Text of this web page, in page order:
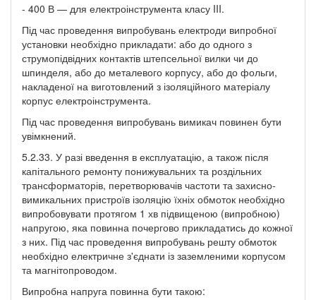
- 400 В — для електроінструмента класу III.
Під час проведення випробувань електроди випробної
установки необхідно прикладати: або до одного з
струмопідвідних контактів штепсельної вилки чи до
шпинделя, або до металевого корпусу, або до фольги,
накладеної на виготовлений з ізоляційного матеріалу
корпус електроінструмента.
Під час проведення випробувань вимикач повинен бути
увімкнений.
5.2.33. У разі введення в експлуатацію, а також після
капітального ремонту понижувальних та роздільних
трансформаторів, перетворювачів частоти та захисно-
вимикальних пристроїв ізоляцію їхніх обмоток необхідно
випробовувати протягом 1 хв підвищеною (випробною)
напругою, яка повинна почергово прикладатись до кожної
з них. Під час проведення випробувань решту обмоток
необхідно електричне з'єднати із заземленими корпусом
та магнітопроводом.
Випробна напруга повинна бути такою: